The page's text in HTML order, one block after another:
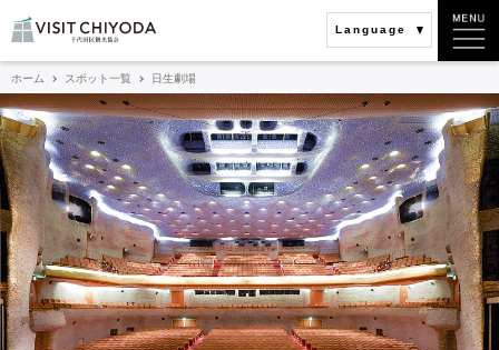
Language
ホーム スポット一覧 日生劇場